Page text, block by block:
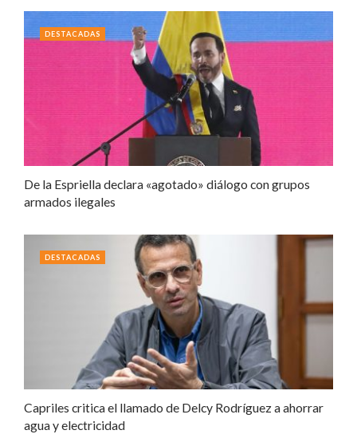
De la Espriella declara «agotado» diálogo con grupos
armados ilegales
DESTACADAS
Capriles critica el llamado de Delcy Rodríguez a ahorrar
agua y electricidad
DESTACADAS